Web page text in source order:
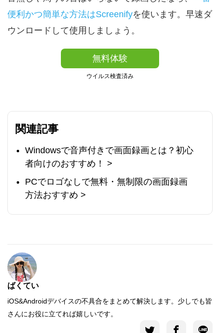
便利かつ簡単な方法はScreenifyを使います。早速ダ
ウンロードして使用しましょう。
無料体験
ウイルス検査済み
関連記事
Windowsで音声付きで画面録画とは？初心
者向けのおすすめ！ >
PCでロゴなしで無料・無制限の画面録画
方法おすすめ >
ばくてい
iOS&Androidデバイスの不具合をまとめて解決します。少しでも皆
さんにお役に立てれば嬉しいです。